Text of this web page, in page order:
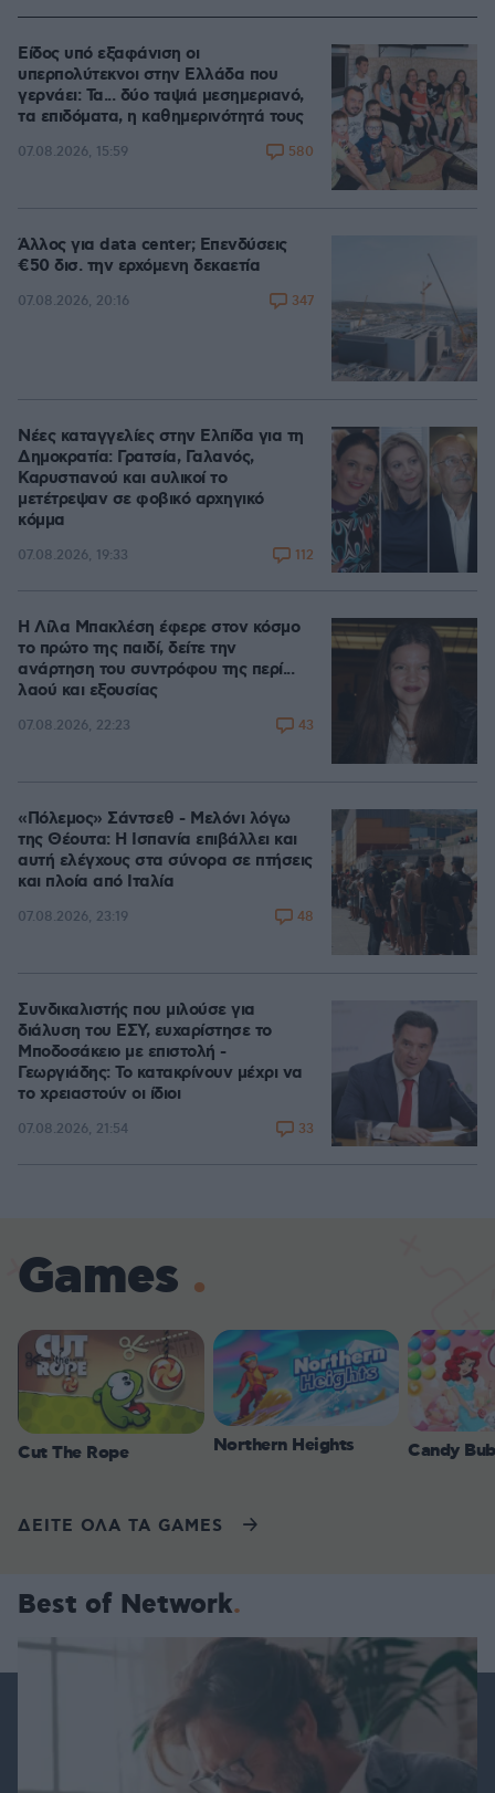
Είδος υπό εξαφάνιση οι
υπερπολύτεκνοι στην Ελλάδα που
γερνάει: Τα... δύο ταψιά μεσημεριανό,
τα επιδόματα, η καθημερινότητά τους
07.08.2026, 15:59 580
Άλλος για data center; Επενδύσεις
€50 δισ. την ερχόμενη δεκαετία
07.08.2026, 20:16 347
Νέες καταγγελίες στην Ελπίδα για τη
Δημοκρατία: Γρατσία, Γαλανός,
Καρυστιανού και αυλικοί το
μετέτρεψαν σε φοβικό αρχηγικό
κόμμα
07.08.2026, 19:33 112
Η Λίλα Μπακλέση έφερε στον κόσμο
το πρώτο της παιδί, δείτε την
ανάρτηση του συντρόφου της περί...
λαού και εξουσίας
07.08.2026, 22:23 43
«Πόλεμος» Σάντσεθ - Μελόνι λόγω
της Θέουτα: Η Ισπανία επιβάλλει και
αυτή ελέγχους στα σύνορα σε πτήσεις
και πλοία από Ιταλία
07.08.2026, 23:19 48
Συνδικαλιστής που μιλούσε για
διάλυση του ΕΣΥ, ευχαρίστησε το
Μποδοσάκειο με επιστολή -
Γεωργιάδης: Το κατακρίνουν μέχρι να
το χρειαστούν οι ίδιοι
07.08.2026, 21:54 33
Games
Cut The Rope Northern Heights Candy
ΔΕΙΤΕ ΟΛΑ ΤΑ GAMES
Best of Network